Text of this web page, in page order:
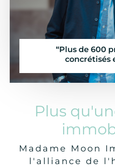
“Plus de 600
concrétisés
Plus
Madame Moon
l'alliance de